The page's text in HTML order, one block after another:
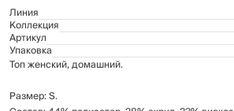
Линия
Коллекция
Артикул
Упаковка
Топ женский, домашний.
Размер: S.